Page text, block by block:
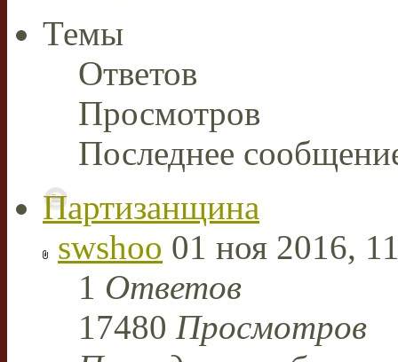
Темы
Ответов
Просмотров
Последнее
Партизанщина
swshoo 01 ноя 2016,
1 Ответов
17480 Просмотров